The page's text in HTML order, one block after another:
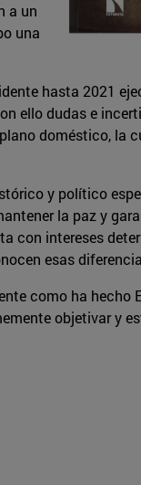
a un
una
hasta 2021
ello dudas e
doméstico, la
y político
la paz y
con intereses
esas
como ha hecho
objetivar y